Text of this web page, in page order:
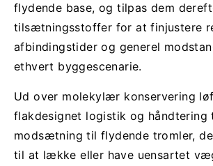
flydende base, og tilpas dem
tilsætningsstoffer for at finjustere
afbindingstider og generel
ethvert byggescenarie.
Ud over molekylær konservering
flakdesignet logistik og håndtering
modsætning til flydende tromler,
til at lække eller have uensartet